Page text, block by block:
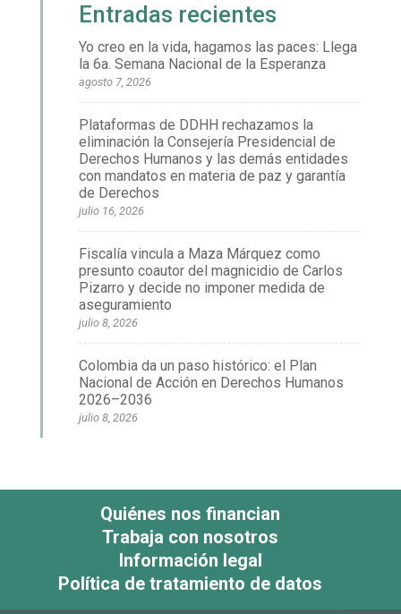
Entradas recientes
Yo creo en la vida, hagamos las paces: Llega
la 6a. Semana Nacional de la Esperanza
agosto 7, 2026
Plataformas de DDHH rechazamos la
eliminación la Consejería Presidencial de
Derechos Humanos y las demás entidades
con mandatos en materia de paz y garantía
de Derechos
julio 16, 2026
Fiscalía vincula a Maza Márquez como
presunto coautor del magnicidio de Carlos
Pizarro y decide no imponer medida de
aseguramiento
julio 8, 2026
Colombia da un paso histórico: el Plan
Nacional de Acción en Derechos Humanos
2026–2036
julio 8, 2026
Quiénes nos financian
Trabaja con nosotros
Información legal
Política de tratamiento de datos